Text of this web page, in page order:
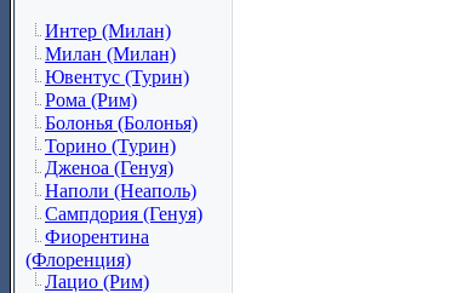
Интер (Милан)
Милан (Милан)
Ювентус (Турин)
Рома (Рим)
Болонья (Болонья)
Торино (Турин)
Дженоа (Генуя)
Наполи (Неаполь)
Сампдория (Генуя)
Фиорентина
(Флоренция)
Лацио (Рим)